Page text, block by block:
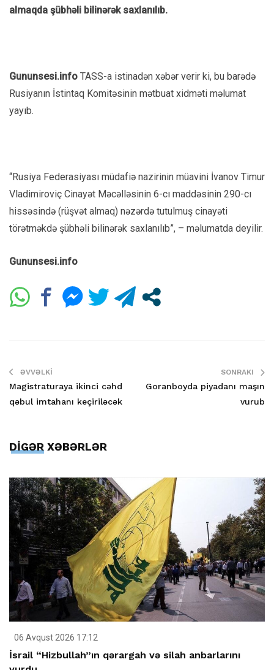
almaqda şübhəli bilinərək saxlanılıb.
Gununsesi.info TASS-a istinadən xəbər verir ki, bu barədə
Rusiyanın İstintaq Komitəsinin mətbuat xidməti məlumat
yayıb.
“Rusiya Federasiyası müdafiə nazirinin müavini İvanov Timur
Vladimiroviç Cinayət Məcəlləsinin 6-cı maddəsinin 290-cı
hissəsində (rüşvət almaq) nəzərdə tutulmuş cinayəti
törətməkdə şübhəli bilinərək saxlanılıb”, – məlumatda deyilir.
Gununsesi.info
ƏVVƏLKI
Magistraturaya ikinci cəhd
qəbul imtahanı keçiriləcək
SONRAKI
Goranboyda piyadanı maşın
vurub
DİGƏR XƏBƏRLƏR
06 Avqust 2026 17:12
İsrail “Hizbullah”ın qərargah və silah anbarlarını